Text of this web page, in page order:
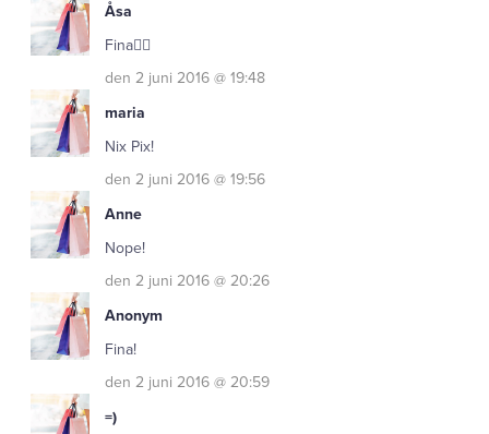
Åsa
Fina👌🏻
den 2 juni 2016 @ 19:48
maria
Nix Pix!
den 2 juni 2016 @ 19:56
Anne
Nope!
den 2 juni 2016 @ 20:26
Anonym
Fina!
den 2 juni 2016 @ 20:59
=)